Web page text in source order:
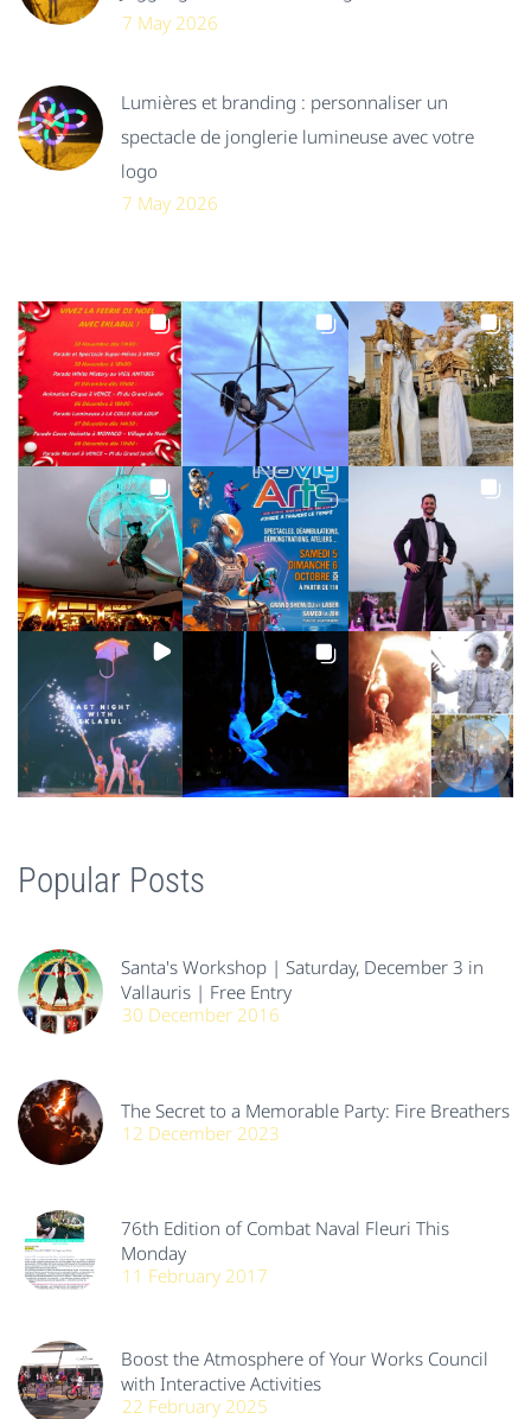
7 May 2026
Lumières et branding : personnaliser un
spectacle de jonglerie lumineuse avec votre
logo
7 May 2026
Popular Posts
Santa's Workshop | Saturday, December 3 in
Vallauris | Free Entry
30 December 2016
The Secret to a Memorable Party: Fire Breathers
12 December 2023
76th Edition of Combat Naval Fleuri This
Monday
11 February 2017
Boost the Atmosphere of Your Works Council
with Interactive Activities
22 February 2025